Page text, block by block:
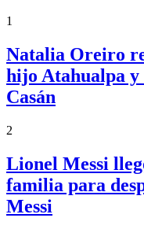
1
Natalia Oreiro
hijo Atahualpa
Casán
2
Lionel Messi
familia para
Messi